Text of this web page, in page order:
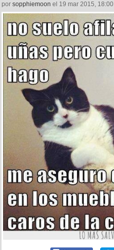
por sopphiemoon el 19 mar 2015, 18:00